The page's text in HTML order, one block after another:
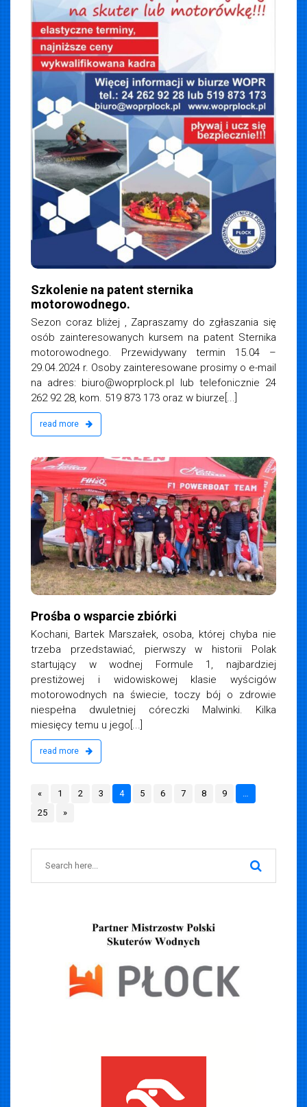
Szkolenie na patent sternika
motorowodnego.
Sezon coraz bliżej , Zapraszamy do zgłaszania się
osób zainteresowanych kursem na patent Sternika
motorowodnego. Przewidywany termin 15.04 –
29.04.2024 r. Osoby zainteresowane prosimy o e-mail
na adres: biuro@woprplock.pl lub telefonicznie 24
262 92 28, kom. 519 873 173 oraz w biurze[...]
read more
Prośba o wsparcie zbiórki
Kochani, Bartek Marszałek, osoba, której chyba nie
trzeba przedstawiać, pierwszy w historii Polak
startujący w wodnej Formule 1, najbardziej
prestiżowej i widowiskowej klasie wyścigów
motorowodnych na świecie, toczy bój o zdrowie
niespełna dwuletniej córeczki Malwinki. Kilka
miesięcy temu u jego[...]
read more
« 1 2 3 4 5 6 7 8 9
25
»